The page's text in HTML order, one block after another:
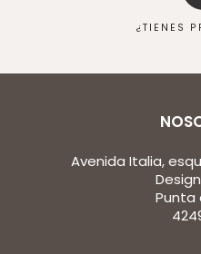
¿TIENES
Avenida Italia,
Punta